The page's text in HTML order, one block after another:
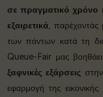
σε πραγματικό χρόνο
εξαιρετικά, παρέχοντάς
των πάντων κατά τη
Queue-Fair μας
ξαφνικές εξάρσεις
εφαρμογή της